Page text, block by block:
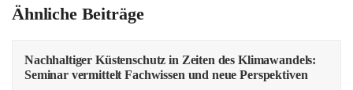
Ähnliche Beiträge
Nachhaltiger Küstenschutz in Zeiten des Klimawandels:
Seminar vermittelt Fachwissen und neue Perspektiven